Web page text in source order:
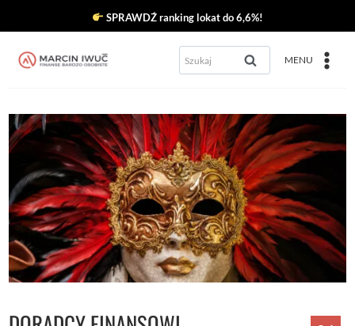
treści
SPRAWDŹ ranking lokat do 6,6%!
Szukaj: MENU